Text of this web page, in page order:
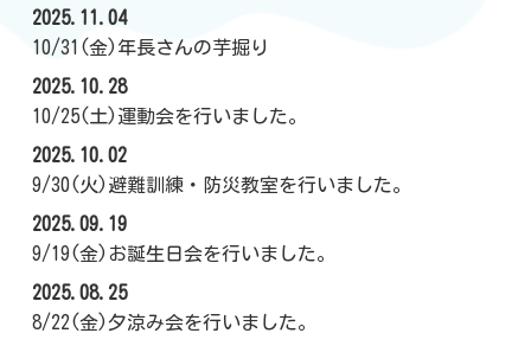
2025.11.04
10/31(金)年長さんの芋掘り
2025.10.28
10/25(土)運動会を行いました。
2025.10.02
9/30(火)避難訓練・防災教室を行いました。
2025.09.19
9/19(金)お誕生日会を行いました。
2025.08.25
8/22(金)夕涼み会を行いました。